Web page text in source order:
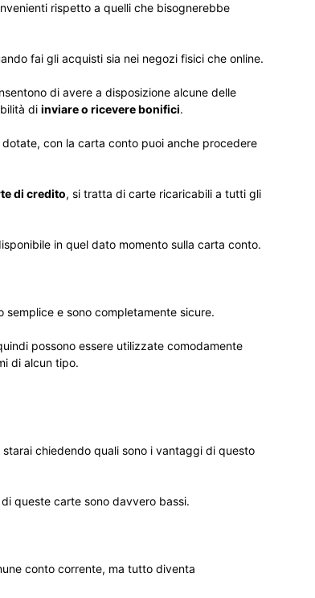
rispetto a quelli che bisognerebbe
fai gli acquisti sia nei negozi fisici che online.
di avere a disposizione alcune delle
di inviare o ricevere bonifici.
con la carta conto puoi anche procedere
di credito, si tratta di carte ricaricabili a tutti gli
in quel dato momento sulla carta conto.
e sono completamente sicure.
possono essere utilizzate comodamente
di alcun tipo.
chiedendo quali sono i vantaggi di questo
di queste carte sono davvero bassi.
conto corrente, ma tutto diventa